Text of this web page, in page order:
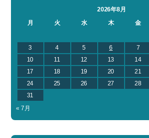
2026年8月
月
火 水 木 金
3
4 5 6 7
10
11 12 13 14
17
18 19 20 21
24
25 26 27 28
31
« 7月